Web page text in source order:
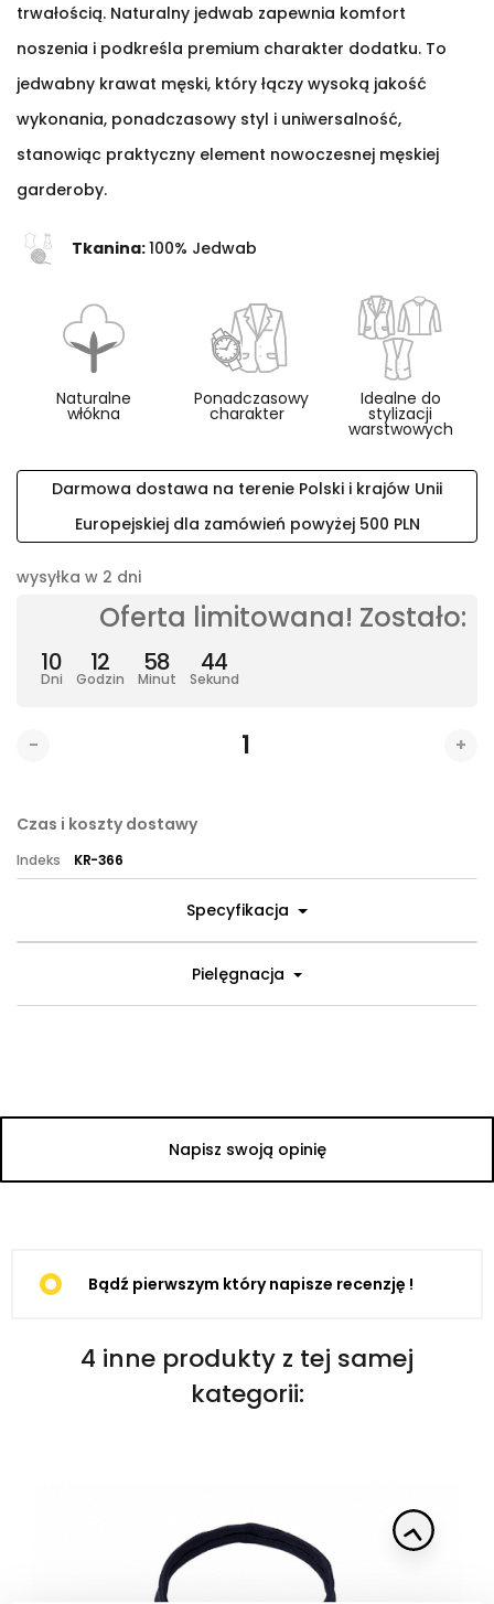
trwałością. Naturalny jedwab zapewnia komfort
noszenia i podkreśla premium charakter dodatku. To
jedwabny krawat męski, który łączy wysoką jakość
wykonania, ponadczasowy styl i uniwersalność,
stanowiąc praktyczny element nowoczesnej męskiej
garderoby.
Tkanina:100% Jedwab
Naturalne
włókna
Ponadczasowy
charakter
Idealne do
stylizacji
warstwowych
Darmowa dostawa na terenie Polski i krajów Unii
Europejskiej dla zamówień powyżej 500 PLN
wysyłka w 2 dni
Oferta limitowana! Zostało:
10
Dni
12
Godzin
58
Minut
43
Sekund
- +
Czas i koszty dostawy
Indeks KR-366
Specyfikacja
Pielęgnacja
Napisz swoją opinię
Bądź pierwszym który napisze recenzję !
4 inne produkty z tej samej
kategorii: